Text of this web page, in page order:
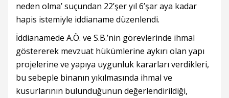
neden olma’ suçundan 22’şer yıl 6’şar aya kadar
hapis istemiyle iddianame düzenlendi.
İddianamede A.Ö. ve S.B.’nin görevlerinde ihmal
göstererek mevzuat hükümlerine aykırı olan yapı
projelerine ve yapıya uygunluk kararları verdikleri,
bu sebeple binanın yıkılmasında ihmal ve
kusurlarının bulunduğunun değerlendirildiği,